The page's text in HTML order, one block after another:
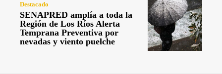
Destacado
SENAPRED amplía a toda la
Región de Los Ríos Alerta
Temprana Preventiva por
nevadas y viento puelche